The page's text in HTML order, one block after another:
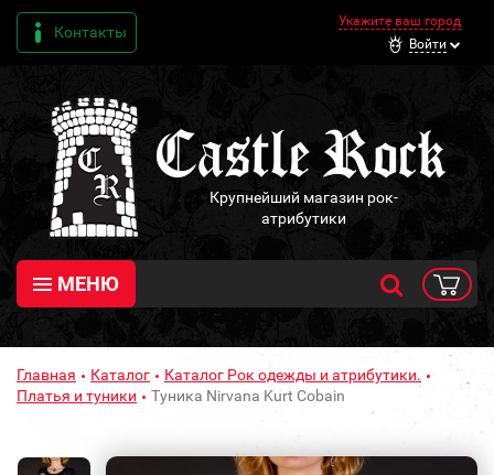
Контакты
Укажите ваш город
Войти
Крупнейший магазин рок-
атрибутики
МЕНЮ
Главная Каталог
Каталог Рок одежды и атрибутики.
Платья и туники
Туника Nirvana Kurt Cobain